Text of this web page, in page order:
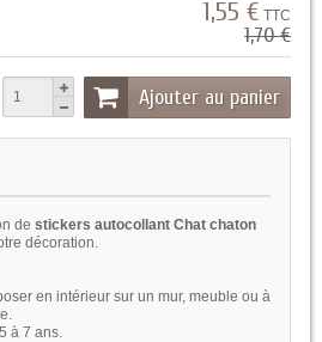
1,55 € TTC
1,70 €
Ajouter au panier
de stickers autocollant Chat chaton
décoration.
en intérieur sur un mur, meuble ou à
à 7 ans.